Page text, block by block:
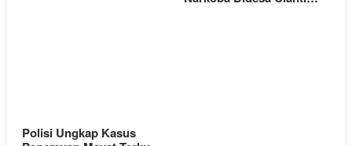
Polisi Ungkap Kasus